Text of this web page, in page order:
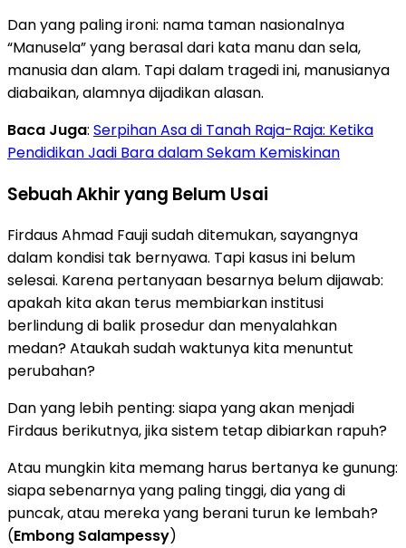
Dan yang paling ironi: nama taman nasionalnya
“Manusela” yang berasal dari kata manu dan sela,
manusia dan alam. Tapi dalam tragedi ini, manusianya
diabaikan, alamnya dijadikan alasan.
Baca Juga: Serpihan Asa di Tanah Raja-Raja: Ketika
Pendidikan Jadi Bara dalam Sekam Kemiskinan
Sebuah Akhir yang Belum Usai
Firdaus Ahmad Fauji sudah ditemukan, sayangnya
dalam kondisi tak bernyawa. Tapi kasus ini belum
selesai. Karena pertanyaan besarnya belum dijawab:
apakah kita akan terus membiarkan institusi
berlindung di balik prosedur dan menyalahkan
medan? Ataukah sudah waktunya kita menuntut
perubahan?
Dan yang lebih penting: siapa yang akan menjadi
Firdaus berikutnya, jika sistem tetap dibiarkan rapuh?
Atau mungkin kita memang harus bertanya ke gunung:
siapa sebenarnya yang paling tinggi, dia yang di
puncak, atau mereka yang berani turun ke lembah?
(Embong Salampessy)